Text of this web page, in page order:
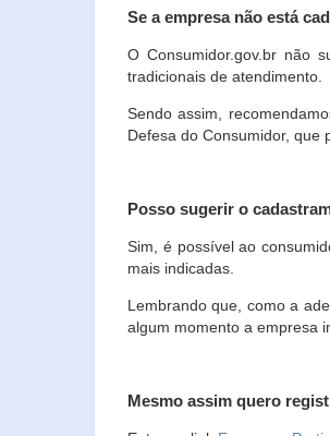
Se a empresa não está
O Consumidor.gov.br não
tradicionais de atendimento.
Sendo assim,
Defesa do Consumidor, que
Posso sugerir o
Sim, é possível ao
mais indicadas.
Lembrando que, como a
algum momento a empresa
Mesmo assim quero